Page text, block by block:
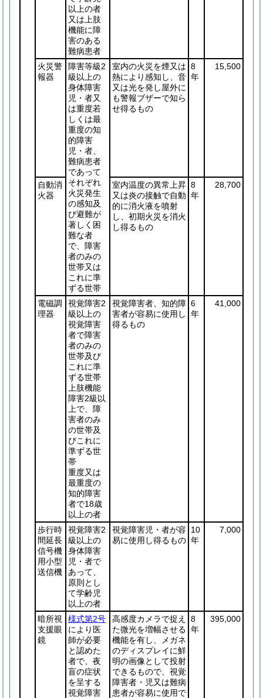
以上の者
又は上肢
機能に障
害のある
難病患者
火災警
報器
障害等級2
級以上の
身体障害
児・者又
は重度若
しくは最
重度の知
的障害
児・者、
難病患者
であって
それぞれ
火災発生
の感知及
び避難が
著しく困
難な者
で、障害
者のみの
世帯又は
これに準
ずる世帯
室内の火災を煙又は
熱により感知し、音
又は光を発し屋外に
も警報ブザーで知ら
せ得るもの
8
年
15,500
自動消
火器
室内温度の異常上昇
又は炎の接触で自動
的に消火液を噴射
し、初期火災を消火
し得るもの
8
年
28,700
電磁調
理器
視覚障害2
級以上の
視覚障害
者で障害
者のみの
世帯及び
これに準
ずる世帯
上肢機能
障害2級以
上で、障
害者のみ
の世帯及
びこれに
準ずる世
帯
重度又は
最重度の
知的障害
者で18歳
以上の者
視覚障害者、知的障
害者が容易に使用し
得るもの
6
年
41,000
歩行時
間延長
信号機
用小型
送信機
視覚障害2
級以上の
身体障害
児・者で
あって、
原則とし
て学齢児
以上の者
視覚障害児・者が容
易に使用し得るもの
10
年
7,000
暗所視
支援眼
鏡
様式第2号
により医
師が必要
と認めた
者で、夜
盲の症状
を呈する
視覚障害
高感度カメラで捉え
た微光を増幅させる
機能を有し、メガネ
のディスプレイに鮮
明の画像として投射
できるもので、視覚
障害者・児又は難病
患者が容易に使用で
8
年
395,000